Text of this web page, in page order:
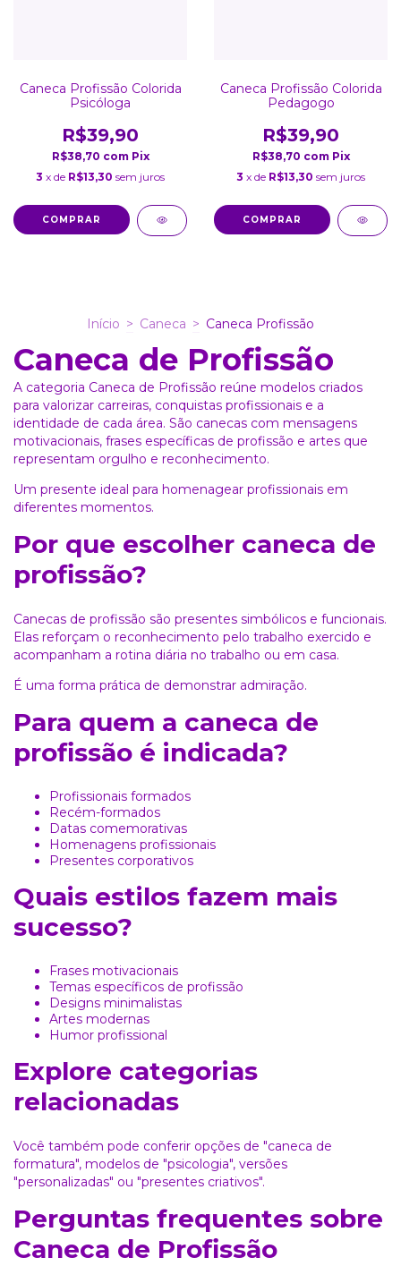
Caneca Profissão Colorida
Psicóloga
R$39,90
R$38,70 com Pix
3 x de R$13,30 sem juros
COMPRAR
Caneca Profissão Colorida
Pedagogo
R$39,90
R$38,70 com Pix
3 x de R$13,30 sem juros
COMPRAR
Início > Caneca > Caneca Profissão
Caneca de Profissão
A categoria Caneca de Profissão reúne modelos criados
para valorizar carreiras, conquistas profissionais e a
identidade de cada área. São canecas com mensagens
motivacionais, frases específicas de profissão e artes que
representam orgulho e reconhecimento.
Um presente ideal para homenagear profissionais em
diferentes momentos.
Por que escolher caneca de
profissão?
Canecas de profissão são presentes simbólicos e funcionais.
Elas reforçam o reconhecimento pelo trabalho exercido e
acompanham a rotina diária no trabalho ou em casa.
É uma forma prática de demonstrar admiração.
Para quem a caneca de
profissão é indicada?
Profissionais formados
Recém-formados
Datas comemorativas
Homenagens profissionais
Presentes corporativos
Quais estilos fazem mais
sucesso?
Frases motivacionais
Temas específicos de profissão
Designs minimalistas
Artes modernas
Humor profissional
Explore categorias
relacionadas
Você também pode conferir opções de "caneca de
formatura", modelos de "psicologia", versões
"personalizadas" ou "presentes criativos".
Perguntas frequentes sobre
Caneca de Profissão